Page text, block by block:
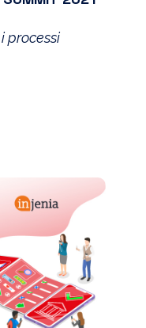
processi